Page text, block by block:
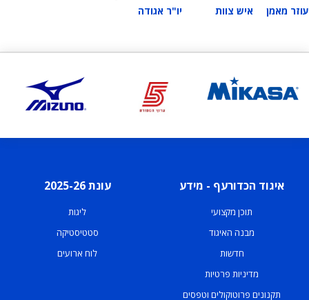
עוזר מאמן איש צוות יו"ר אגודה
איגוד הכדורעף - מידע
תוכן מקצועי
מבנה האיגוד
חדשות
מדיניות פרטיות
תקנונים פרוטוקולים וטפסים
עונת 2025-26
ליגות
סטטיסטיקה
לוח ארועים